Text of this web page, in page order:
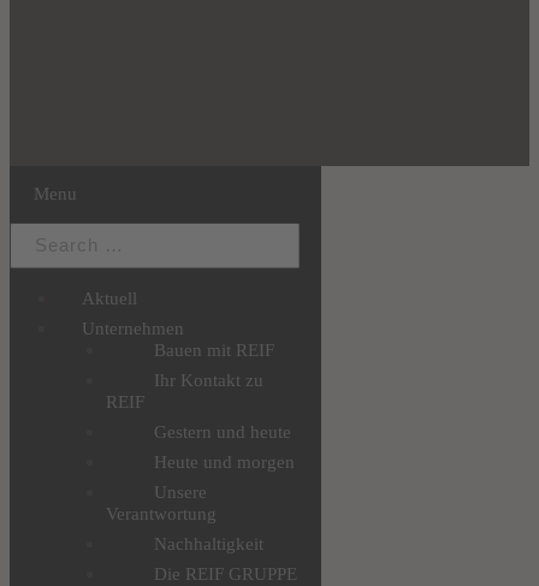
Menu
Aktuell
Unternehmen
Bauen mit REIF
Ihr Kontakt zu
REIF
Gestern und heute
Heute und morgen
Unsere
Verantwortung
Nachhaltigkeit
Die REIF GRUPPE